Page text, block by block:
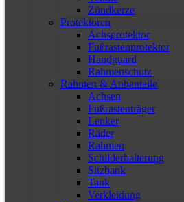
Zündkerze
Protektoren
Achsprotektor
Fußrastenprotektor
Handguard
Rahmenschutz
Rahmen & Anbauteile
Achsen
Fußrastenträger
Lenker
Räder
Rahmen
Schilderhalterung
Sitzbank
Tank
Verkleidung